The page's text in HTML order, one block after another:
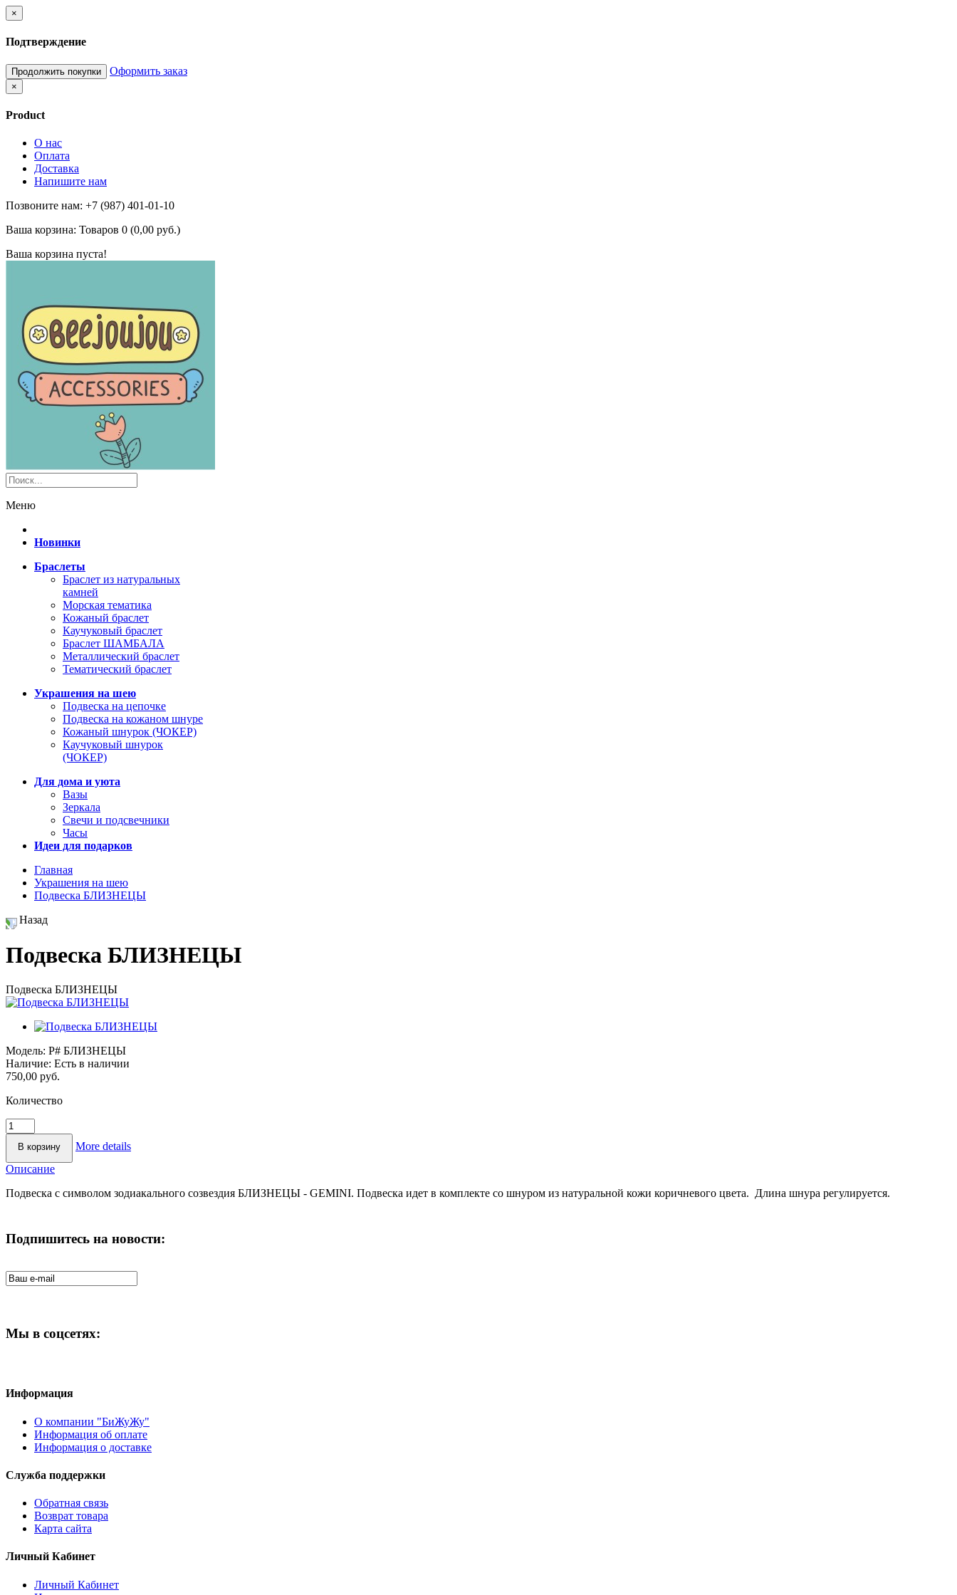
×
Подтверждение
Продолжить покупки Оформить заказ
×
Product
О нас
Оплата
Доставка
Напишите нам
Позвоните нам: +7 (987) 401-01-10
Ваша корзина: Товаров 0 (0,00 руб.)
Ваша корзина пуста!
Меню
Новинки
Браслеты
Браслет из натуральных
камней
Морская тематика
Кожаный браслет
Каучуковый браслет
Браслет ШАМБАЛА
Металлический браслет
Тематический браслет
Украшения на шею
Подвеска на цепочке
Подвеска на кожаном шнуре
Кожаный шнурок (ЧОКЕР)
Каучуковый шнурок
(ЧОКЕР)
Для дома и уюта
Вазы
Зеркала
Свечи и подсвечники
Часы
Идеи для подарков
Главная
Украшения на шею
Подвеска БЛИЗНЕЦЫ
Назад
Подвеска БЛИЗНЕЦЫ
Подвеска БЛИЗНЕЦЫ
Модель: P# БЛИЗНЕЦЫ
Наличие: Есть в наличии
750,00 руб.
Количество
More details
Описание
Подвеска с символом зодиакального созвездия БЛИЗНЕЦЫ - GEMINI. Подвеска идет в комплекте со шнуром из натуральной кожи коричневого цвета. Длина шнура регулируется.
Подпишитесь на новости:
Мы в соцсетях:
Информация
О компании "БиЖуЖу"
Информация об оплате
Информация о доставке
Служба поддержки
Обратная связь
Возврат товара
Карта сайта
Личный Кабинет
Личный Кабинет